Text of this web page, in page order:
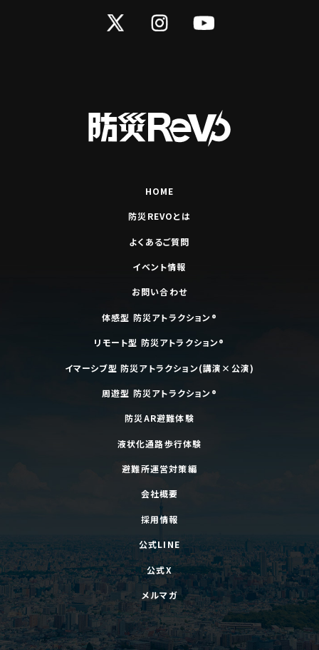
InstagramYouTube
HOME
防災REVOとは
よくあるご質問
イベント情報
お問い合わせ
体感型 防災アトラクション®
リモート型 防災アトラクション®
イマーシブ型 防災アトラクション(講演×公演)
周遊型 防災アトラクション®
防災AR避難体験
液状化通路歩行体験
避難所運営対策編
会社概要
採用情報
公式LINE
公式X
メルマガ